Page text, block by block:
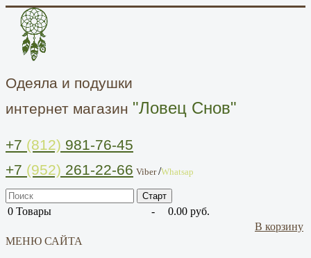
Одеяла и подушки
интернет магазин "Ловец Снов"
+7 (812) 981-76-45
+7 (952) 261-22-66 Viber/Whatsap
0 Товары -
0.00 руб.
В корзину
МЕНЮ САЙТА